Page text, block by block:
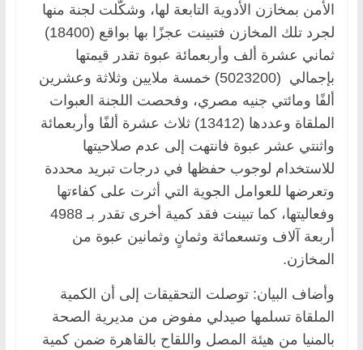
الأمن بمخازن الأدوية التابعة لها، وشكَّلت لجنة منها
لجرد تلك المخازن فتبينت عجزًا بها بواقع (18400)
ثماني عشرة ألف وأربعمائة عبوة تقدر قيمتها
بإجمالي (5023200) خمسة ملايين وثلاثة وعشرين
ألفًا ومائتي جنيه مصري، وفحصت اللجنة العبوات
الملقاة وعددها (13412) ثلاث عشرة ألفًا وأربعمائة
واثنتي عشر عبوة فانتهت إلى عدم صلاحيتها
للاستخدام لوجوب حفظها في درجات تبريد محددة
وتعرضها للعوامل الجوية التي أثرت على كفاءتها
وفعاليتها، كما تبينت فقد كمية أخرى تقدر بـ 4988
أربعة آلاف وتسعمائة وثمانٍ وثمانين عبوة من
المخازن.
وأضاف البيان: توصلت التحقيقات إلى أن الكمية
الملقاة تسلمها صيدلي مفوض من مديرية الصحة
بالمنيا من هيئة المصل واللقاح بالقاهرة ضمن كمية